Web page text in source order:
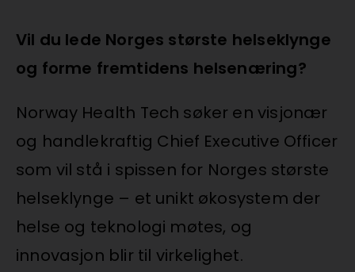
Vil du lede Norges største helseklynge
og forme fremtidens helsenæring?
Norway Health Tech søker en visjonær
og handlekraftig Chief Executive Officer
som vil stå i spissen for Norges største
helseklynge – et unikt økosystem der
helse og teknologi møtes, og
innovasjon blir til virkelighet.